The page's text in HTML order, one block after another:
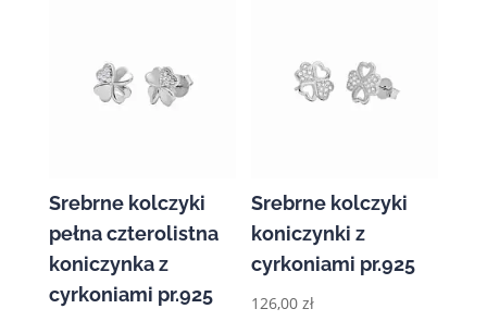
219,00 zł
Srebrne kolczyki
pełna czterolistna
koniczynka z
cyrkoniami pr.925
Srebrne kolczyki
koniczynki z
cyrkoniami pr.925
126,00zł